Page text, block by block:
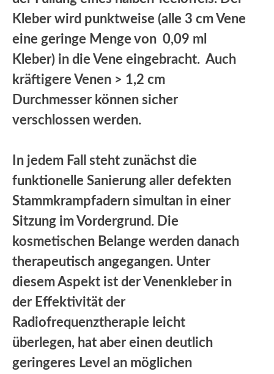
Kleber wird punktweise (alle 3 cm Vene
eine geringe Menge von 0,09 ml
Kleber) in die Vene eingebracht. Auch
kräftigere Venen > 1,2 cm
Durchmesser können sicher
verschlossen werden.
In jedem Fall steht zunächst die
funktionelle Sanierung aller defekten
Stammkrampfadern simultan in einer
Sitzung im Vordergrund. Die
kosmetischen Belange werden danach
therapeutisch angegangen. Unter
diesem Aspekt ist der Venenkleber in
der Effektivität der
Radiofrequenztherapie leicht
überlegen, hat aber einen deutlich
geringeres Level an möglichen